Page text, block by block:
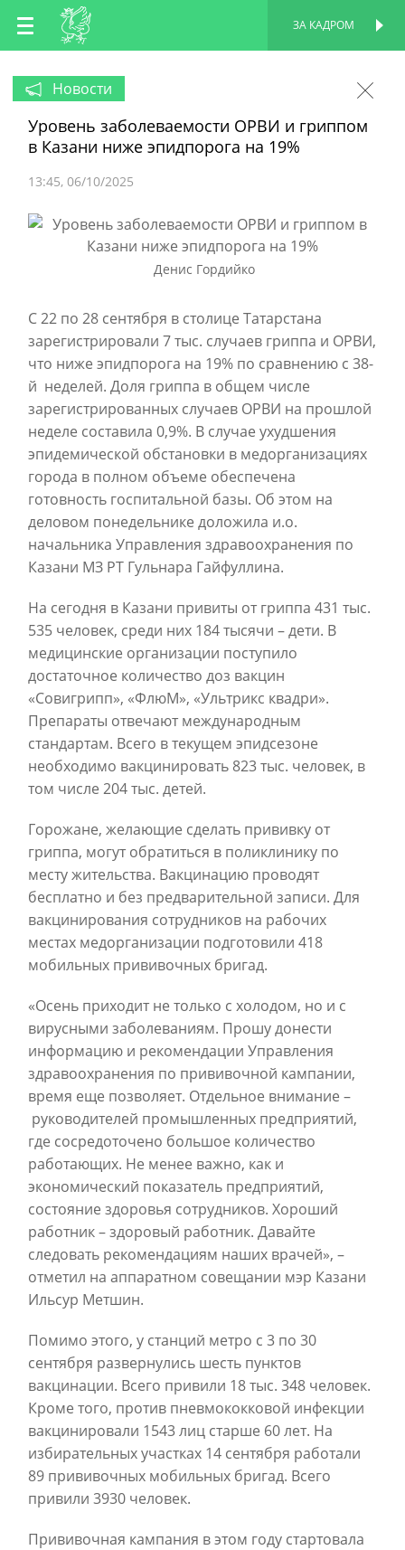
RU
EN
ЗА КАДРОМ
Новости
Уровень заболеваемости ОРВИ и гриппом
в Казани ниже эпидпорога на 19%
13:45 06/10/2025
Денис Гордийко
С 22 по 28 сентября в столице Татарстана
зарегистрировали 7 тыс. случаев гриппа и ОРВИ,
что ниже эпидпорога на 19% по сравнению с 38-
й неделей. Доля гриппа в общем числе
зарегистрированных случаев ОРВИ на прошлой
неделе составила 0,9%. В случае ухудшения
эпидемической обстановки в медорганизациях
города в полном объеме обеспечена
готовность госпитальной базы. Об этом на
деловом понедельнике доложила и.о.
начальника Управления здравоохранения по
Казани МЗ РТ Гульнара Гайфуллина.
На сегодня в Казани привиты от гриппа 431 тыс.
535 человек, среди них 184 тысячи – дети. В
медицинские организации поступило
достаточное количество доз вакцин
«Совигрипп», «ФлюМ», «Ультрикс квадри».
Препараты отвечают международным
стандартам. Всего в текущем эпидсезоне
необходимо вакцинировать 823 тыс. человек, в
том числе 204 тыс. детей.
Горожане, желающие сделать прививку от
гриппа, могут обратиться в поликлинику по
месту жительства. Вакцинацию проводят
бесплатно и без предварительной записи. Для
вакцинирования сотрудников на рабочих
местах медорганизации подготовили 418
мобильных прививочных бригад.
«Осень приходит не только с холодом, но и с
вирусными заболеваниям. Прошу донести
информацию и рекомендации Управления
здравоохранения по прививочной кампании,
время еще позволяет. Отдельное внимание –
руководителей промышленных предприятий,
где сосредоточено большое количество
работающих. Не менее важно, как и
экономический показатель предприятий,
состояние здоровья сотрудников. Хороший
работник – здоровый работник. Давайте
следовать рекомендациям наших врачей», –
отметил на аппаратном совещании мэр Казани
Ильсур Метшин.
Помимо этого, у станций метро с 3 по 30
сентября развернулись шесть пунктов
вакцинации. Всего привили 18 тыс. 348 человек.
Кроме того, против пневмококковой инфекции
вакцинировали 1543 лиц старше 60 лет. На
избирательных участках 14 сентября работали
89 прививочных мобильных бригад. Всего
привили 3930 человек.
Прививочная кампания в этом году стартовала
ПЕРСОНАЛЬНАЯ